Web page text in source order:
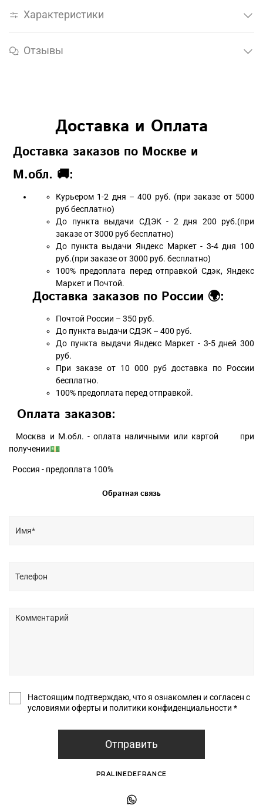
Характеристики
Отзывы
Доставка и Оплата
Доставка заказов по Москве и
М.обл. 🚚:
Курьером 1-2 дня – 400 руб. (при заказе от 5000
руб бесплатно)
До пункта выдачи СДЭК - 2 дня 200 руб.(при
заказе от 3000 руб бесплатно)
До пункта выдачи Яндекс Маркет - 3-4 дня 100
руб.(при заказе от 3000 руб. бесплатно)
100% предоплата перед отправкой Сдэк, Яндекс
Маркет и Почтой.
Доставка заказов по России 🌍:
Почтой России – 350 руб.
До пункта выдачи СДЭК – 400 руб.
До пункта выдачи Яндекс Маркет - 3-5 дней 300
руб.
При заказе от 10 000 руб доставка по России
бесплатно.
100% предоплата перед отправкой.
Оплата заказов:
Москва и М.обл. - оплата наличными или картой при
получении💵
Россия - предоплата 100%
Обратная связь
Настоящим подтверждаю, что я ознакомлен и согласен с
условиями оферты и политики конфиденциальности *
Отправить
PRALINEDEFRANCE